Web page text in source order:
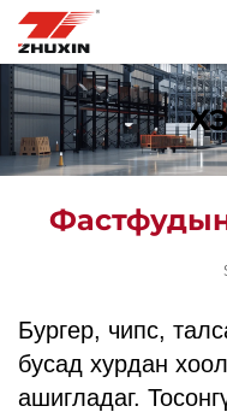
Бүтээлүүд
Ашиглах Зорилго
Мэдээ
Бургер, чипс,
бусад хурдан
ашигладаг.